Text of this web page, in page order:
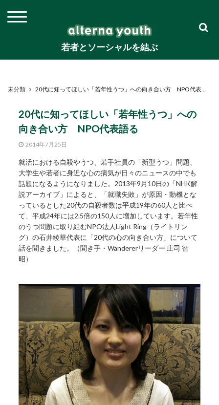
若者とソーシャルを結ぶ
未分類 20代に知ってほしい「若年性うつ」への向き合い方 NPO代表語る
20代に知ってほしい「若年性うつ」への
向き合い方 NPO代表語る
2014年7月25日
就活における自殺やうつ、若手社員の「新型うつ」問題、
大学生や若者に身近な心の病気が日々のニュースの中でも
話題になるようになりました。2013年9月10日の「NHK解
説アーカイブ」によると、「就職失敗」が原因・動機とな
っているとした20代の自殺者数は平成19年の60人と比べ
て、平成24年には2.5倍の150人に増加しています。若年性
のうつ問題に取り組むNPO法人Light Ring（ライトリン
グ）の石井綾華代表に「20代の心の向き合い方」について
話を聞きました。（聞き手・Wandererリーダー 庄司 智
昭）